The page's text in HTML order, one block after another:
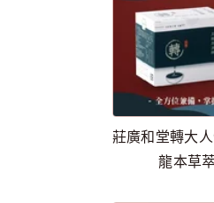
莊廣和堂轉大
龍本草